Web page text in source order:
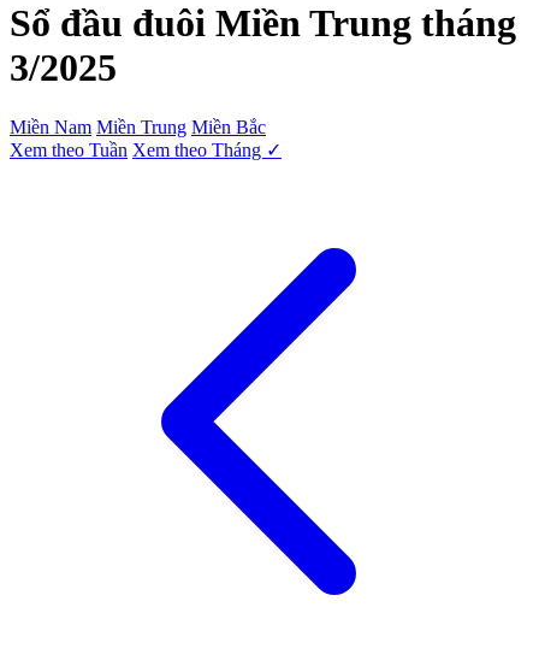
Sổ đầu đuôi Miền Trung tháng
3/2025
Miền Nam Miền Trung Miền Bắc
Xem theo Tuần Xem theo Tháng ✓